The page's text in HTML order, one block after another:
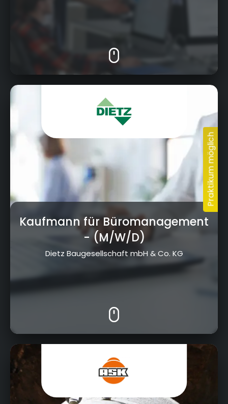
Jahnstraße 19, 96260 Weismain
Kaufmann für Büromanagement
- (M/W/D)
Dietz Baugesellschaft mbH & Co. KG
Am Goldenen Feld 27, 95326 Kulmbach